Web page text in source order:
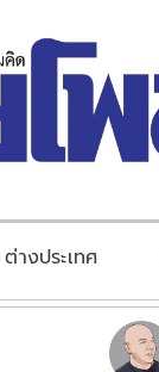
ต่างประเทศ